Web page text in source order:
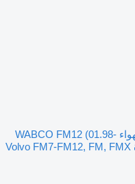
صمام الهواء WABCO FM12 (01.98-
12.05) 4721950180 لـ السيارات القاطرة Volvo FM7-FM12, FM, FMX